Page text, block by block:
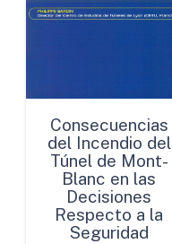
Consecuencias
del Incendio del
Túnel de Mont-
Blanc en las
Decisiones
Respecto a la
Seguridad